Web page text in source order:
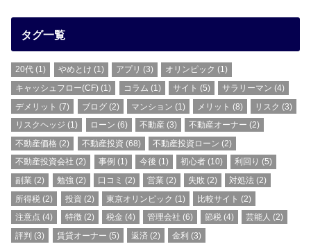
タグ一覧
20代 (1) やめとけ (1) アプリ (3) オリンピック (1)
キャッシュフロー(CF) (1) コラム (1) サイト (5) サラリーマン (4)
デメリット (7) ブログ(2) マンション (1) メリット (8) リスク (3)
リスクヘッジ (1) ローン (6) 不動産(3) 不動産オーナー (2)
不動産価格 (2) 不動産投資 (68) 不動産投資ローン (2)
不動産投資会社 (2) 事例 (1) 今後 (1) 初心者 (10) 利回り (5)
副業 (2) 勉強 (2) 口コミ (2) 営業 (2) 失敗 (2) 対処法 (2)
所得税 (2) 投資 (2) 東京オリンピック (1) 比較サイト (2)
注意点 (4) 特徴(2) 税金 (4) 管理会社 (6) 節税 (4) 芸能人 (2)
評判 (3) 賃貸オーナー (5) 返済 (2) 金利 (3)